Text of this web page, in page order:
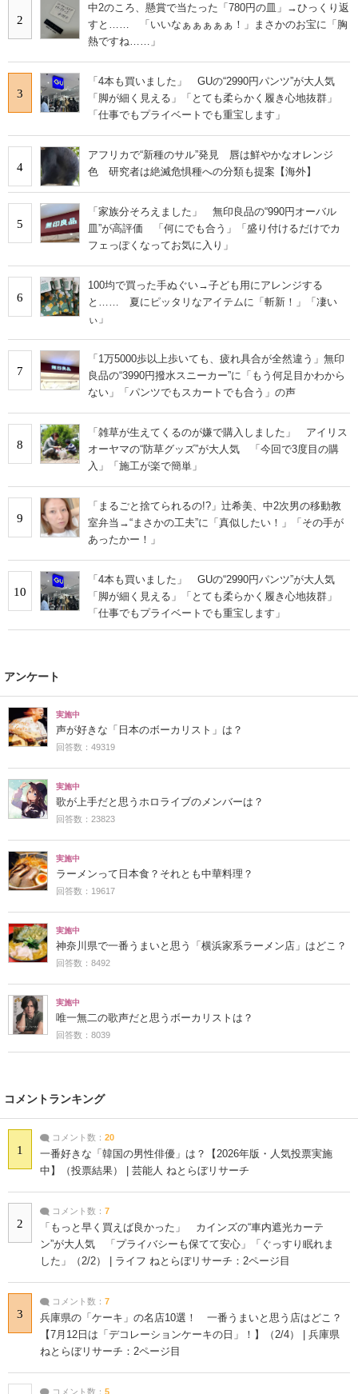
2
中2のころ、懸賞で当たった「780円の皿」→ひっくり返
すと…… 「いいなぁぁぁぁぁ！」まさかのお宝に「胸
熱ですね……」
3
「4本も買いました」 GUの“2990円パンツ”が大人気
「脚が細く見える」「とても柔らかく履き心地抜群」
「仕事でもプライベートでも重宝します」
4
アフリカで“新種のサル”発見 唇は鮮やかなオレンジ
色 研究者は絶滅危惧種への分類も提案【海外】
5
「家族分そろえました」 無印良品の“990円オーバル
皿”が高評価 「何にでも合う」「盛り付けるだけでカ
フェっぽくなってお気に入り」
6
100均で買った手ぬぐい→子ども用にアレンジする
と…… 夏にピッタリなアイテムに「斬新！」「凄い
ぃ」
7
「1万5000歩以上歩いても、疲れ具合が全然違う」無印
良品の“3990円撥水スニーカー”に「もう何足目かわから
ない」「パンツでもスカートでも合う」の声
8
「雑草が生えてくるのが嫌で購入しました」 アイリス
オーヤマの“防草グッズ”が大人気 「今回で3度目の購
入」「施工が楽で簡単」
9
「まるごと捨てられるの!?」辻希美、中2次男の移動教
室弁当→“まさかの工夫”に「真似したい！」「その手が
あったかー！」
10
「4本も買いました」 GUの“2990円パンツ”が大人気
「脚が細く見える」「とても柔らかく履き心地抜群」
「仕事でもプライベートでも重宝します」
アンケート
実施中
声が好きな「日本のボーカリスト」は？
回答数：49319
実施中
歌が上手だと思うホロライブのメンバーは？
回答数：23823
実施中
ラーメンって日本食？それとも中華料理？
回答数：19617
実施中
神奈川県で一番うまいと思う「横浜家系ラーメン店」はどこ？
回答数：8492
実施中
唯一無二の歌声だと思うボーカリストは？
回答数：8039
コメントランキング
1
コメント数： 20
一番好きな「韓国の男性俳優」は？【2026年版・人気投票実施
中】（投票結果） | 芸能人 ねとらぼリサーチ
2
コメント数： 7
「もっと早く買えば良かった」 カインズの“車内遮光カーテ
ン”が大人気 「プライバシーも保てて安心」「ぐっすり眠れま
した」（2/2） | ライフ ねとらぼリサーチ：2ページ目
3
コメント数： 7
兵庫県の「ケーキ」の名店10選！ 一番うまいと思う店はどこ？
【7月12日は「デコレーションケーキの日」！】（2/4） | 兵庫県
ねとらぼリサーチ：2ページ目
コメント数： 5